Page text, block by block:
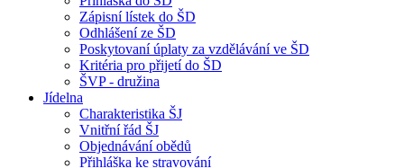
Zápisní lístek do ŠD
Odhlášení ze ŠD
Poskytovaní úplaty za vzdělávání ve ŠD
Kritéria pro přijetí do ŠD
ŠVP - družina
Jídelna
Charakteristika ŠJ
Vnitřní řád ŠJ
Objednávání obědů
Přihláška ke stravování